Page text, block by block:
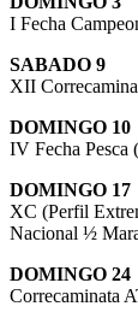
I Fecha
SABADO 9
XII
DOMINGO 10
IV Fecha Pesca
DOMINGO 17
XC (Perfil
Nacional ½
DOMINGO 24
Correcaminata